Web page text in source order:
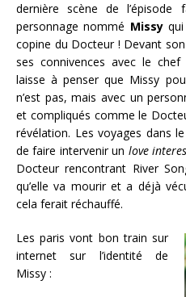
dernière scène de l’épisode
personnage nommé Missyqui
copine du Docteur ! Devant
ses connivences avec le
laisse à penser que Missy
n’est pas, mais avec un
et compliqués comme le
révélation. Les voyages dans
de faire intervenir un love
Docteur rencontrant River
qu’elle va mourir et a déjà
cela ferait réchauffé.
Les paris vont bon train sur
internet sur l’identité de
Missy :